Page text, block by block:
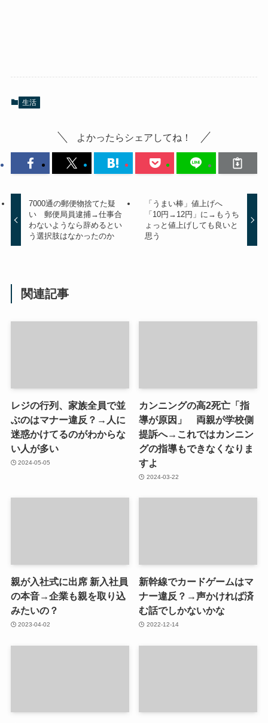
生活
よかったらシェアしてね！
7000通の郵便物捨てた疑
い 郵便局員逮捕→仕事合
わないようなら辞めるとい
う選択肢はなかったのか
「うまい棒」値上げへ
「10円→12円」に→もうち
ょっと値上げしても良いと
思う
関連記事
レジの行列、家族全員で並
ぶのはマナー違反？→人に
迷惑かけてるのがわからな
い人が多い
2024-05-05
カンニングの高2死亡「指
導が原因」 両親が学校側
提訴へ→これではカンニン
グの指導もできなくなりま
すよ
2024-03-22
親が入社式に出席 新入社員
の本音→企業も親を取り込
みたいの？
2023-04-02
新幹線でカードゲームはマ
ナー違反？→声かければ済
む話でしかないかな
2022-12-14